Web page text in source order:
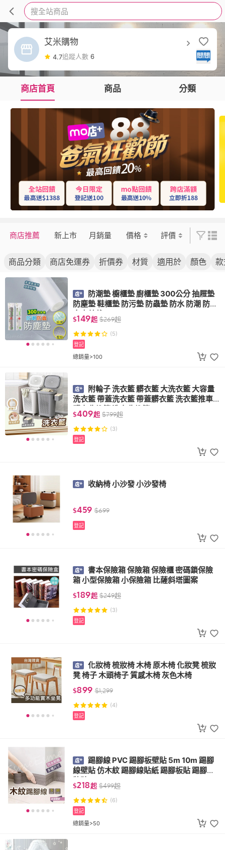
搜全站商品
艾米購物
4.7追蹤人數 6
商店首頁 商品 分類
商店推薦 新上市 月銷量 價格 評價
商品分類 商店免運券 折價券 材質 適用於 顏色
防潮墊 櫥櫃墊 廚櫃墊 300公分 抽屜墊
防塵墊 鞋櫃墊 防污墊 防蟲墊 防水 防潮 防蟲
自由剪裁
$149起 $269起
(5)
總銷量>100
登記
附輪子 洗衣籃 髒衣籃 大洗衣籃 大容量
洗衣籃 帶蓋洗衣籃 帶蓋髒衣籃 洗衣籃推車
髒衣收納籃 洗衣收納籃
$409起 $799起
(3)
登記
收納椅 小沙發 小沙發椅
$459 $699
登記
書本保險箱 保險箱 保險櫃 密碼鎖保險
箱 小型保險箱 小保險箱 比薩斜塔圖案
$189起 $249起
(3)
登記
化妝椅 梳妝椅 木椅 原木椅 化妝凳 梳妝
凳 椅子 木頭椅子 質感木椅 灰色木椅
$899 $1,299
(4)
登記
踢腳線 PVC 踢腳板壁貼 5m 10m 踢腳
線壁貼 仿木紋 踢腳線貼紙 踢腳板貼 踢腳線
牆貼
$218起 $499起
(6)
總銷量>50
登記